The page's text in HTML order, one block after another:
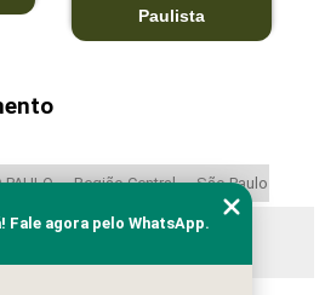
Paulista
PAULO Região Central São Paulo
Fale agora pelo WhatsApp.